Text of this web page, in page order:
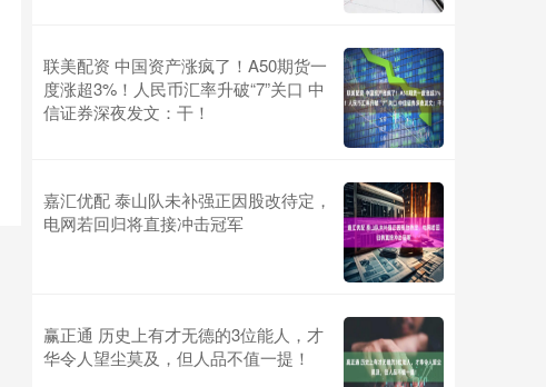
联美配资 中国资产涨疯了！A50期货一
度涨超3%！人民币汇率升破“7”关口 中
信证券深夜发文：干！
嘉汇优配 泰山队未补强正因股改待定，
电网若回归将直接冲击冠军
赢正通 历史上有才无德的3位能人，才
华令人望尘莫及，但人品不值一提！